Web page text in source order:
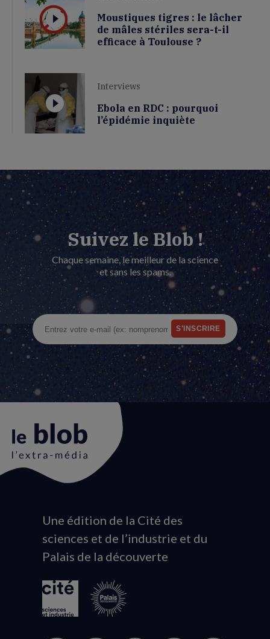
Moustiques tigres : le lâcher
de mâles stériles sera-t-il
efficace à Toulouse ?
Interviews
Ebola en RDC : pourquoi
l’épidémie inquiète
Suivez le Blob !
Chaque semaine, le meilleur de la science
et sans les spams.
Animation
du
logo
Une édition de la Cité des
sciences et de l’industrie et du
Palais de la découverte